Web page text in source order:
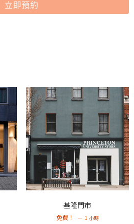
立即預約
基隆門市
免費！ 1 小時